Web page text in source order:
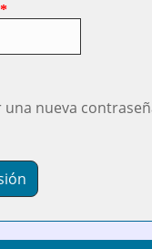
*
una nueva